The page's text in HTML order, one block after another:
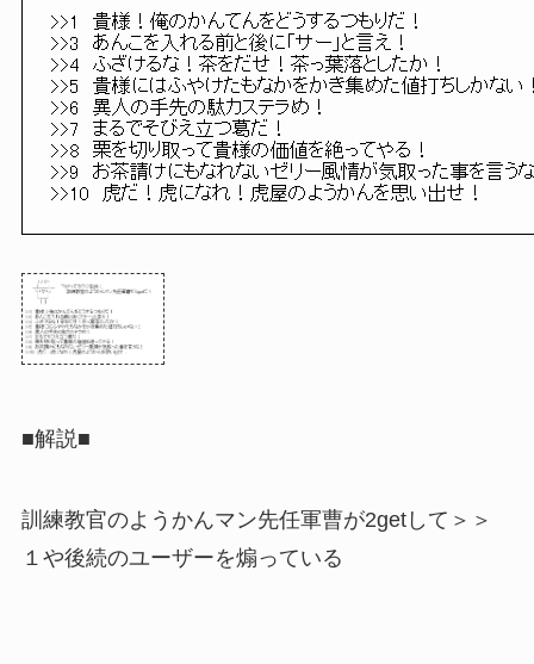
>>1　貴様！俺のかんてんをどうするつもりだ！
>>3　あんこを入れる前と後に「サー」と言え！
>>4　ふざけるな！茶をだせ！茶っ葉落としたか！
>>5　貴様にはふやけたもなかをかき集めた値打ちしかない
>>6　異人の手先の駄カステラめ！
>>7　まるでそびえ立つ葛だ！
>>8　栗を切り取って貴様の価値を絶ってやる！
>>9　お茶請けにもなれないゼリー風情が気取った事を言う
>>10　虎だ！虎になれ！虎屋のようかんを思い出せ！
■解説■
訓練教官のようかんマン先任軍曹が2getして＞＞
１や後続のユーザーを煽っている